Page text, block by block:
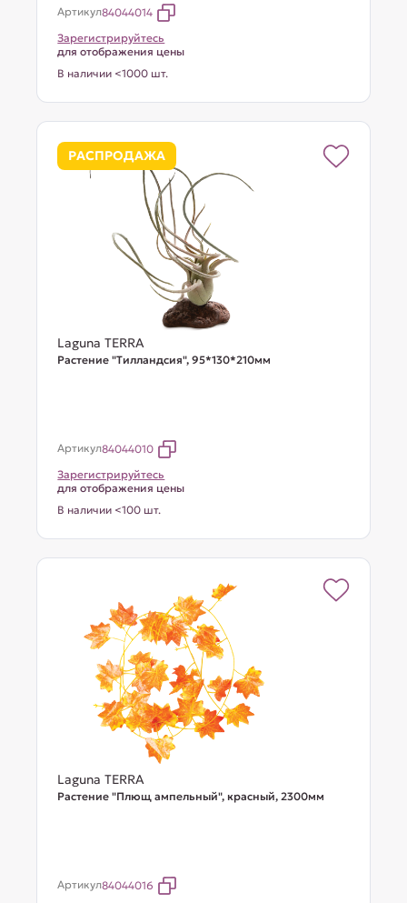
Артикул84044014
Зарегистрируйтесь
для отображения цены
В наличии <1000 шт.
РАСПРОДАЖА
Laguna TERRA
Растение "Тилландсия", 95*130*210мм
Артикул84044010
Зарегистрируйтесь
для отображения цены
В наличии <100 шт.
Laguna TERRA
Растение "Плющ ампельный", красный, 2300мм
Артикул84044016